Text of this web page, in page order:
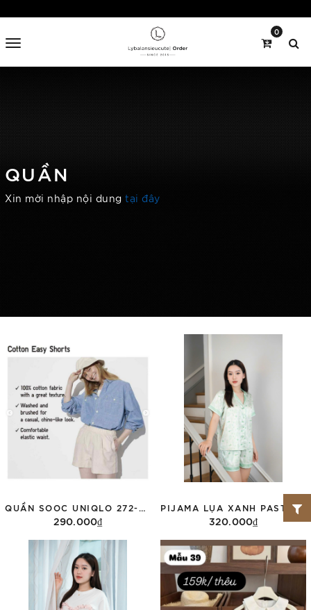
0
QUẦN
Xin mời nhập nội dung tại đây
290.000₫
Tùy chọn
PIJAMA LỤA XANH PASTEL ( HÀNG THIẾT KẾ )
320.000₫
Tùy chọn